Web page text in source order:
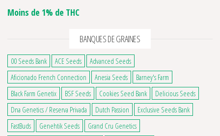
Moins de 1% de THC
BANQUES DE GRAINES
00 Seeds Bank ACE Seeds
Advanced Seeds
Aficionado French Connection
Anesia Seeds
Barney's Farm
Black Farm Genetix
BSF Seeds Cookies Seed Bank
Delicious Seeds
Dna Genetics / Reserva Privada
Dutch Passion
Exclusive Seeds Bank
FastBuds
Genehtik Seeds
Grand Cru Genetics